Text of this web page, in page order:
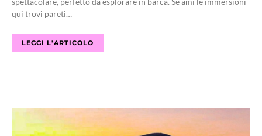
qui trovi pareti…
LEGGI L'ARTICOLO